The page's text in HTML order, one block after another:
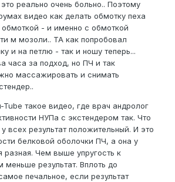
реально очень больно.. Поэтому
видео как делать обмотку пеха
- и именно с обмоткой
м мозоли.. ТА как попробовал
и на петлю - так и ношу теперь...
часа за подход, но ПЧ и так
массажировать и снимать
такое видео, где врач андролог
НУПа с экстендером так. Что
всех результат положительный. И это
белковой оболочки ПЧ, а она у
разная. Чем выше упругость к
результат. Вплоть до
печальное, если результат